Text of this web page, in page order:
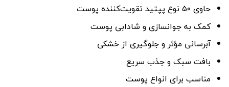
حاوی ۵۰ نوع پپتید تقویت‌کننده پوست
کمک به جوانسازی و شادابی پوست
آبرسانی مؤثر و جلوگیری از خشکی
بافت سبک و جذب سریع
مناسب برای انواع پوست